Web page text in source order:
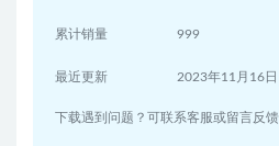
累计销量 999
最近更新 2023年11月16日
下载遇到问题？可联系客服或留言反馈